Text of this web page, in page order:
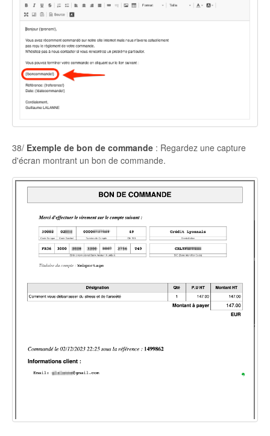
38/ Exemple de bon de commande : Regardez une capture
d'écran montrant un bon de commande.